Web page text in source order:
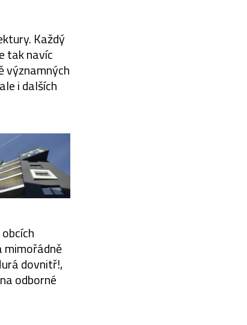
Každý
tak navíc
významných
i dalších
mimořádně
dovnitř!,
odborné